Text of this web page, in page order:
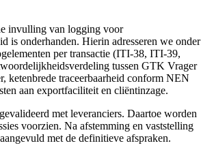
invulling van logging voor
is onderhanden. Hierin adresseren we onder
per transactie (ITI-38, ITI-39,
tussen GTK Vrager
ketenbrede traceerbaarheid conform NEN
aan exportfaciliteit en cliëntinzage.
met leveranciers. Daartoe worden
voorzien. Na afstemming en vaststelling
met de definitieve afspraken.